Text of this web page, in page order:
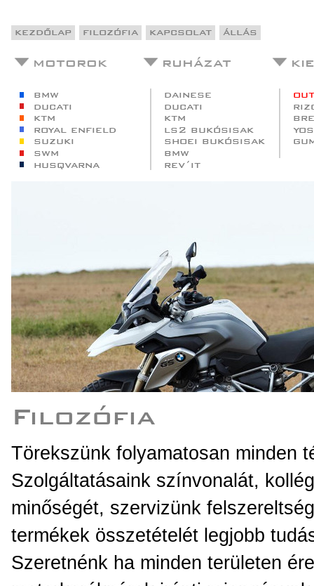
kezdőlap filozófia kapcsolat állás
motorok ruházat
bmw
ducati
ktm
royal enfield
suzuki
swm
husqvarna
dainese
ducati
ktm
ls2 bukósisak
shoei bukósisak
bmw
rev´it
Filozófia
Törekszünk folyamatosan minden
Szolgáltatásaink színvonalát,
minőségét, szervizünk
termékek összetételét legjobb
Szeretnénk ha minden területen